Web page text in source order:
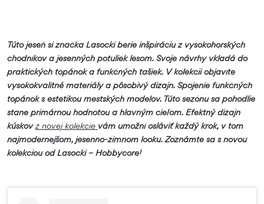
Túto jeseň si značka Lasocki berie inšpiráciu z vysokohorských
chodníkov a jesenných potuliek lesom. Svoje návrhy vkladá do
praktických topánok a funkčných tašiek. V kolekcii objavíte
vysokokvalitné materiály a pôsobivý dizajn. Spojenie funkčných
topánok s estetikou mestských modelov. Túto sezónu sa pohodlie
stane primárnou hodnotou a hlavným cieľom. Efektný dizajn
kúskovz novej kolekcie vám umožní osláviť každý krok, v tom
najmodernejšom, jesenno-zimnom looku. Zoznámte sa s novou
kolekciou od Lasocki – Hobbycore!